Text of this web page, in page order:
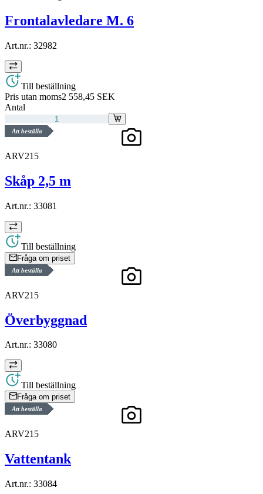
Frontalavledare M. 6
Art.nr.: 32982
Till beställning
Pris utan moms2 558,45 SEK
Antal
Att beställa
ARV215
Skåp 2,5 m
Art.nr.: 33081
Till beställning
Fråga om priset
Att beställa
ARV215
Överbyggnad
Art.nr.: 33080
Till beställning
Fråga om priset
Att beställa
ARV215
Vattentank
Art.nr.: 33084